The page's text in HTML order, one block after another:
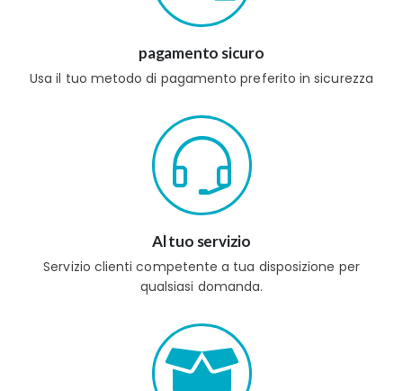
pagamento sicuro
Usa il tuo metodo di pagamento preferito in sicurezza
Al tuo servizio
Servizio clienti competente a tua disposizione per
qualsiasi domanda.